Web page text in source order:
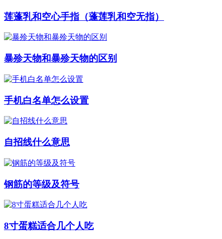
莲蓬乳和空心手指（蓬莲乳和空无指）
暴殄天物和暴殄天物的区别
手机白名单怎么设置
自招线什么意思
钢筋的等级及符号
8寸蛋糕适合几个人吃